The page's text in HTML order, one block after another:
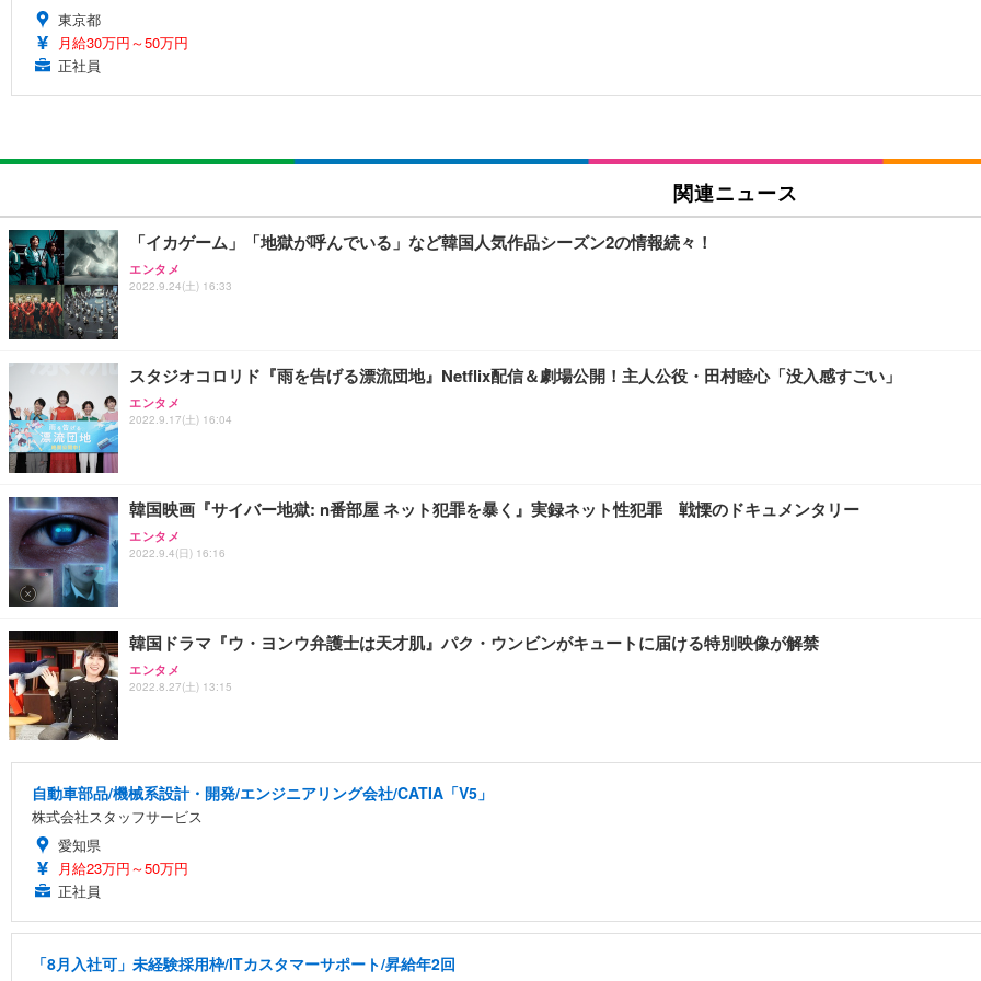
東京都
月給30万円～50万円
正社員
関連ニュース
「イカゲーム」「地獄が呼んでいる」など韓国人気作品シーズン2の情報続々！
エンタメ
2022.9.24(土) 16:33
スタジオコロリド『雨を告げる漂流団地』Netflix配信＆劇場公開！主人公役・田村睦心「没入感すごい」
エンタメ
2022.9.17(土) 16:04
韓国映画『サイバー地獄: n番部屋 ネット犯罪を暴く』実録ネット性犯罪 戦慄のドキュメンタリー
エンタメ
2022.9.4(日) 16:16
韓国ドラマ『ウ・ヨンウ弁護士は天才肌』パク・ウンビンがキュートに届ける特別映像が解禁
エンタメ
2022.8.27(土) 13:15
自動車部品/機械系設計・開発/エンジニアリング会社/CATIA「V5」
株式会社スタッフサービス
愛知県
月給23万円～50万円
正社員
「8月入社可」未経験採用枠/ITカスタマーサポート/昇給年2回